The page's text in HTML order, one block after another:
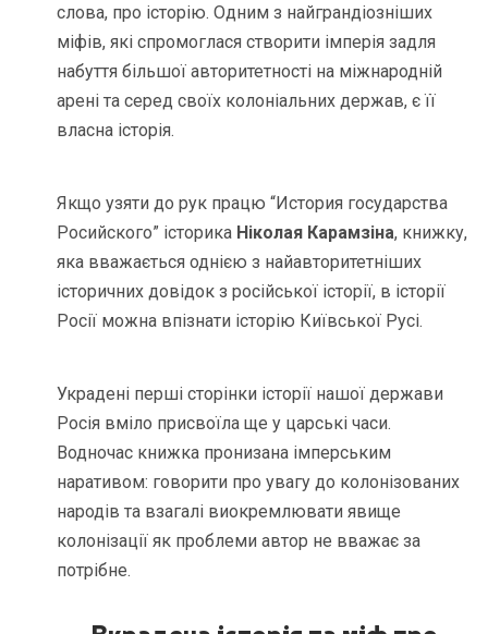
слова, про історію. Одним з найграндіозніших
міфів, які спромоглася створити імперія задля
набуття більшої авторитетності на міжнародній
арені та серед своїх колоніальних держав, є її
власна історія.
Якщо узяти до рук працю “История государства
Росийского” історика Ніколая Карамзіна, книжку,
яка вважається однією з найавторитетніших
історичних довідок з російської історії, в історії
Росії можна впізнати історію Київської Русі.
Украдені перші сторінки історії нашої держави
Росія вміло присвоїла ще у царські часи.
Водночас книжка пронизана імперським
наративом: говорити про увагу до колонізованих
народів та взагалі виокремлювати явище
колонізації як проблеми автор не вважає за
потрібне.